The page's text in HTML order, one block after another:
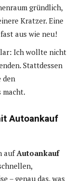
gründlich,
Kratzer. Eine
aus wie neu!
Ich wollte nicht
Stattdessen
den
macht.
Autoankauf
aufAutoankauf
– genau das, was